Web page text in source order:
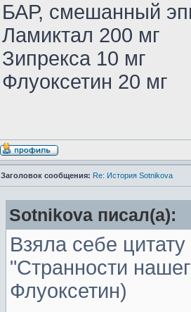
БАР, смешанный
Ламиктал 200 мг
Зипрекса 10 мг
Флуоксетин 20 мг
Заголовок сообщения: Re: История Sotnikova
Sotnikova писал(а):
Взяла себе
"Странности
Флуоксетин)